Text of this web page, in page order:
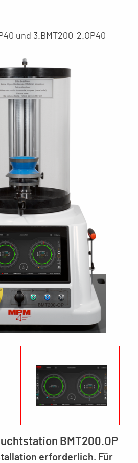
und 3.BMT200-2.OP40
BMT200.OP
erforderlich. Für